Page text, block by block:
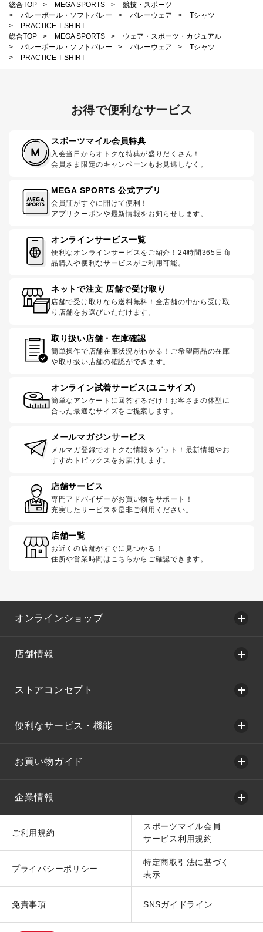
総合TOP > MEGA SPORTS >
競技・スポーツ
>
バレーボール・ソフトバレー > バレーウェア >
Tシャツ
>
PRACTICE T-SHIRT
総合TOP
> MEGA SPORTS >
ウェア・スポーツ・カジュアル
>
バレーボール・ソフトバレー > バレーウェア >
Tシャツ
>
PRACTICE T-SHIRT
お得で便利なサービス
スポーツマイル会員特典
入会当日からオトクな特典が盛りだくさん！
会員さま限定のキャンペーンもお見逃しなく。
MEGA SPORTS 公式アプリ
会員証がすぐに開けて便利！
アプリクーポンや最新情報をお知らせします。
オンラインサービス一覧
便利なオンラインサービスをご紹介！24時間365日商
品購入や便利なサービスがご利用可能。
ネットで注文 店舗で受け取り
店舗で受け取りなら送料無料！全店舗の中から受け取
り店舗をお選びいただけます。
取り扱い店舗・在庫確認
簡単操作で店舗在庫状況がわかる！ご希望商品の在庫
や取り扱い店舗の確認ができます。
オンライン試着サービス(ユニサイズ)
簡単なアンケートに回答するだけ！お客さまの体型に
合った最適なサイズをご提案します。
メールマガジンサービス
メルマガ登録でオトクな情報をゲット！最新情報やお
すすめトピックスをお届けします。
店舗サービス
専門アドバイザーがお買い物をサポート！
充実したサービスを是非ご利用ください。
店舗一覧
お近くの店舗がすぐに見つかる！
住所や営業時間はこちらからご確認できます。
オンラインショップ
店舗情報
ストアコンセプト
便利なサービス・機能
お買い物ガイド
企業情報
ご利用規約
スポーツマイル会員
サービス利用規約
プライバシーポリシー
特定商取引法に基づく
表示
免責事項 SNSガイドライン